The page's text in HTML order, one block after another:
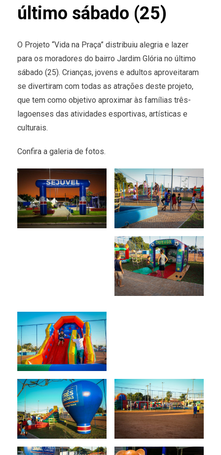
último sábado (25)
O Projeto “Vida na Praça” distribuiu alegria e lazer
para os moradores do bairro Jardim Glória no último
sábado (25). Crianças, jovens e adultos aproveitaram
se divertiram com todas as atrações deste projeto,
que tem como objetivo aproximar às famílias três-
lagoenses das atividades esportivas, artísticas e
culturais.
Confira a galeria de fotos.